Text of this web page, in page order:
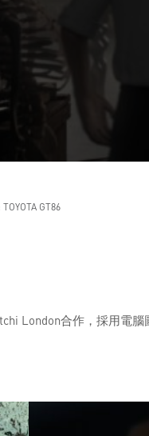
TOYOTA GT86
London合作，採用電